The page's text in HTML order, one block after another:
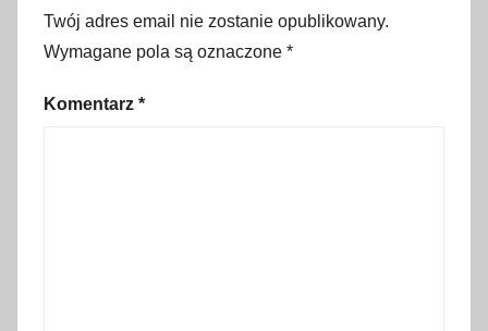
i
i
Twój adres email nie zostanie opublikowany.
Wymagane pola są oznaczone *
Komentarz *